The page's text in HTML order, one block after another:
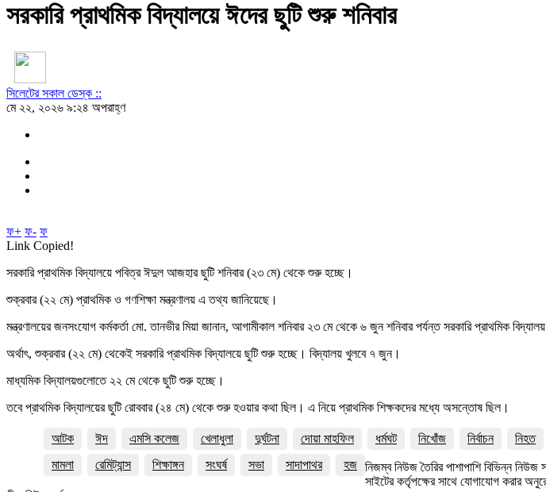
সরকারি প্রাথমিক বিদ্যালয়ে ঈদের ছুটি শুরু শনিবার
সিলেটের সকাল ডেস্ক ::
মে ২২, ২০২৬ ৯:২৪ অপরাহ্ণ
ফ+ ফ- ফ
Link Copied!
সরকারি প্রাথমিক বিদ্যালয়ে পবিত্র ঈদুল আজহার ছুটি শনিবার (২৩ মে) থেকে শুরু হচ্ছে।
শুক্রবার (২২ মে) প্রাথমিক ও গণশিক্ষা মন্ত্রণালয় এ তথ্য জানিয়েছে।
মন্ত্রণালয়ের জনসংযোগ কর্মকর্তা মো. তানভীর মিয়া জানান, আগামীকাল শনিবার ২৩ মে থেকে ৬ জুন শনিবার পর্যন্ত সরকারি প্রাথমিক
অর্থাৎ, শুক্রবার (২২ মে) থেকেই সরকারি প্রাথমিক বিদ্যালয়ে ছুটি শুরু হচ্ছে। বিদ্যালয় খুলবে ৭ জুন।
মাধ্যমিক বিদ্যালয়গুলোতে ২২ মে থেকে ছুটি শুরু হচ্ছে।
তবে প্রাথমিক বিদ্যালয়ের ছুটি রোববার (২৪ মে) থেকে শুরু হওয়ার কথা ছিল। এ নিয়ে প্রাথমিক শিক্ষকদের মধ্যে অসন্তোষ ছিল।
আটক ঈদ এমসি কলেজ খেলাধুলা দুর্ঘটনা দোয়া মাহফিল ধর্মঘট নিখোঁজ নির্বাচন নিহত
মামলা
রেমিট্যান্স শিক্ষাঙ্গন সংঘর্ষ সভা সাদাপাথর হজ নিজম্ব নিউজ তৈরির পাশাপাশি বিভিন্ন
সাইটের কর্তৃপক্ষের সাথে যোগাযোগ করার